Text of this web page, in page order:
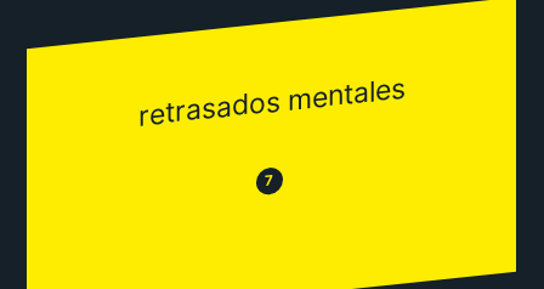
retrasados mentales
😒 7 😂